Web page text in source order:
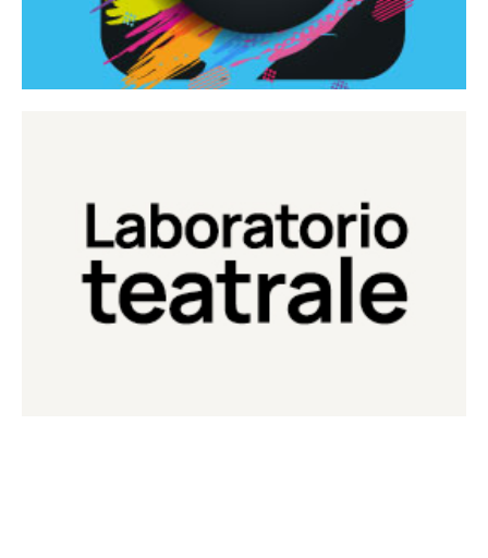
Laboratorio Teatrale
Laboratorio di teatro del Teatro Eduardo de Filippo
Continua